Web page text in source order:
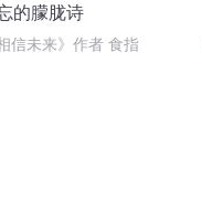
的朦胧诗
相信未来》作者 食指